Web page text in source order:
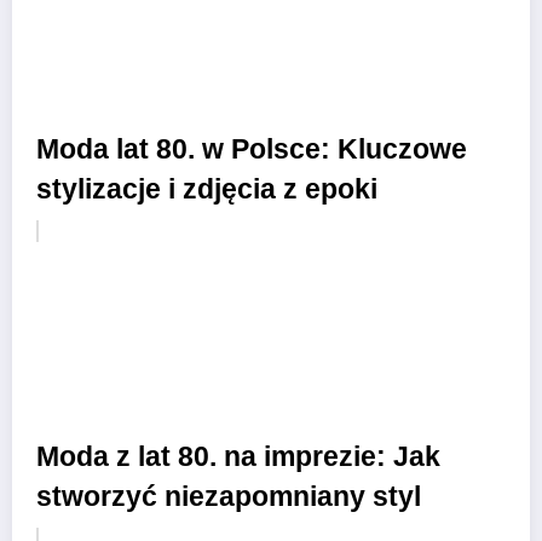
Moda lat 80. w Polsce: Kluczowe
stylizacje i zdjęcia z epoki
Moda z lat 80. na imprezie: Jak
stworzyć niezapomniany styl